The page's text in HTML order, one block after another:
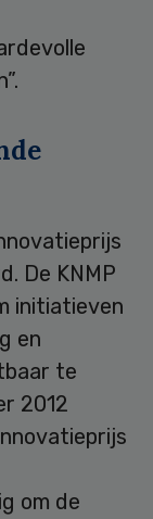
De KNMP
initiatieven
en
te
2012
om de